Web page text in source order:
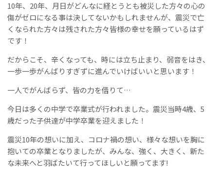
10年、20年、月日がどんなに経とうとも被災した方々の心の
傷がゼロになる事は決してないかもしれませんが、震災で亡
くなられた方々は残された方々皆様の幸せを願っているはず
です！
だからこそ、辛くなっても、時には立ち止まり、弱音をはき、
一歩一歩がんばりすぎずに進んでいけばいいと思います！
一人でがんばらず、皆の力を借りて…
今日は多くの中学で卒業式が行われました。震災当時4歳、5
歳だった子供達が中学卒業を迎えました！
震災10年の想いに加え、コロナ禍の想い、様々な想いを胸に
抱いての卒業となりましたが、みんな、強く、大きく、新た
な未来へと羽ばたいて行ってほしいと願ってます!